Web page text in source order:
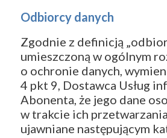
Odbiorcy danych
Zgodnie z definicją
umieszczoną w ogólnym
o ochronie danych,
4 pkt 9, Dostawca Usług
Abonenta, że jego dane
w trakcie ich
ujawniane następującym